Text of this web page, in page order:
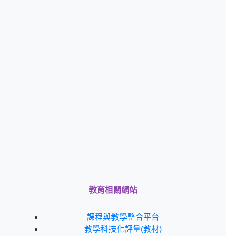
教育相關網站
課程與教學整合平台
教學科技化評量(教材)